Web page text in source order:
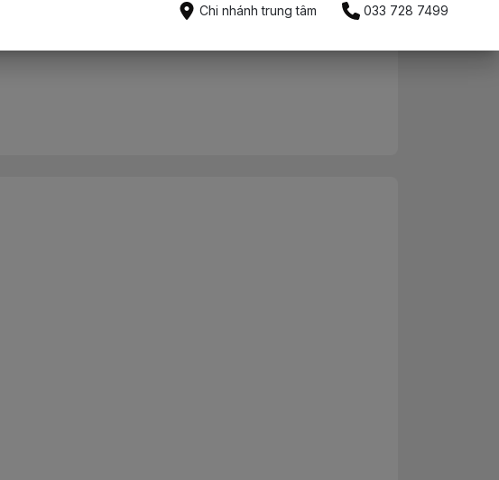
Chi nhánh trung tâm 033 728 7499